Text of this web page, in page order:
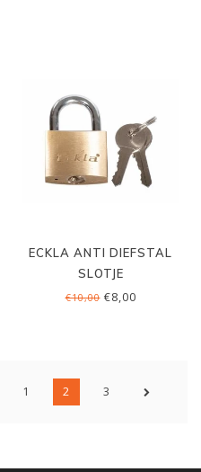
ECKLA ANTI DIEFSTAL
SLOTJE
€10,00€8,00
1 2 3